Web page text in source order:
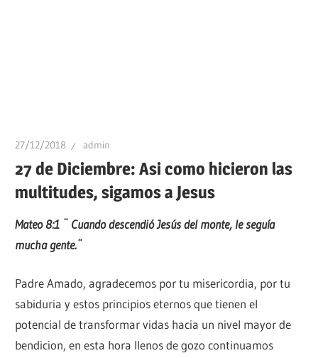
27/12/2018 admin
27 de Diciembre: Asi como hicieron las
multitudes, sigamos a Jesus
Mateo 8:1 ¨ Cuando descendió Jesús del monte, le seguía
mucha gente.¨
Padre Amado, agradecemos por tu misericordia, por tu
sabiduria y estos principios eternos que tienen el
potencial de transformar vidas hacia un nivel mayor de
bendicion, en esta hora llenos de gozo continuamos